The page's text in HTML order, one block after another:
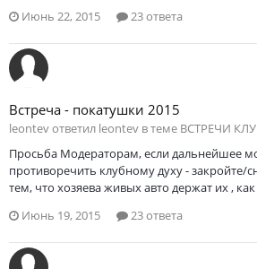
Июнь 22, 2015
23 ответа
Встреча - покатушки 2015
leontev ответил leontev в теме ВСТРЕЧИ
Просьба Модераторам, если дальнейшее
противоречить клубному духу - закройте/
тем, что хозяева живых авто держат их ,
Июнь 19, 2015
23 ответа